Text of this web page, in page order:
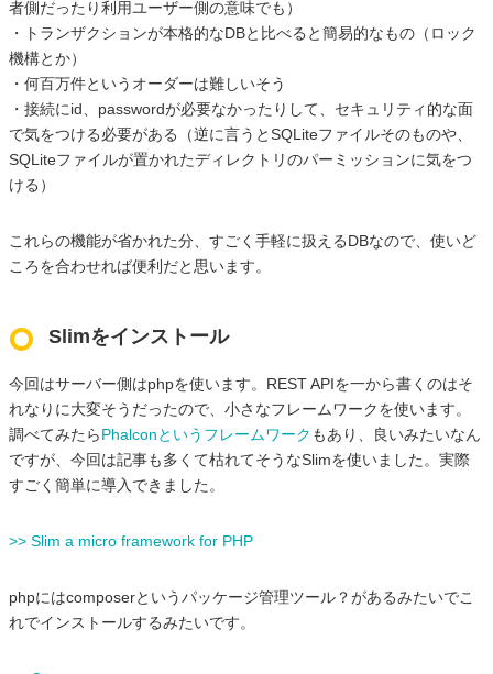
者側だったり利用ユーザー側の意味でも）
・トランザクションが本格的なDBと比べると簡易的なもの（ロック
機構とか）
・何百万件というオーダーは難しいそう
・接続にid、passwordが必要なかったりして、セキュリティ的な面
で気をつける必要がある（逆に言うとSQLiteファイルそのものや、
SQLiteファイルが置かれたディレクトリのパーミッションに気をつ
ける）
これらの機能が省かれた分、すごく手軽に扱えるDBなので、使いど
ころを合わせれば便利だと思います。
Slimをインストール
今回はサーバー側はphpを使います。REST APIを一から書くのはそ
れなりに大変そうだったので、小さなフレームワークを使います。
調べてみたらPhalconというフレームワーク もあり、良いみたいなん
ですが、今回は記事も多くて枯れてそうなSlimを使いました。実際
すごく簡単に導入できました。
>> Slim a micro framework for PHP
phpにはcomposerというパッケージ管理ツール？があるみたいでこ
れでインストールするみたいです。